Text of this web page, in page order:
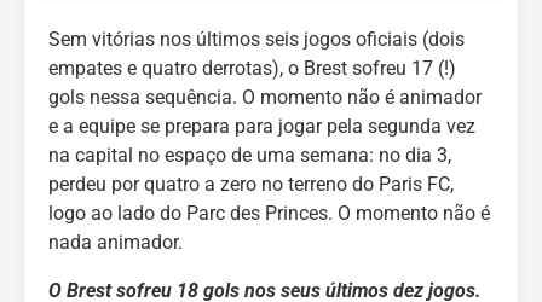
Sem vitórias nos últimos seis jogos oficiais (dois
empates e quatro derrotas), o Brest sofreu 17 (!)
gols nessa sequência. O momento não é animador
e a equipe se prepara para jogar pela segunda vez
na capital no espaço de uma semana: no dia 3,
perdeu por quatro a zero no terreno do Paris FC,
logo ao lado do Parc des Princes. O momento não é
nada animador.
O Brest sofreu 18 gols nos seus últimos dez jogos.